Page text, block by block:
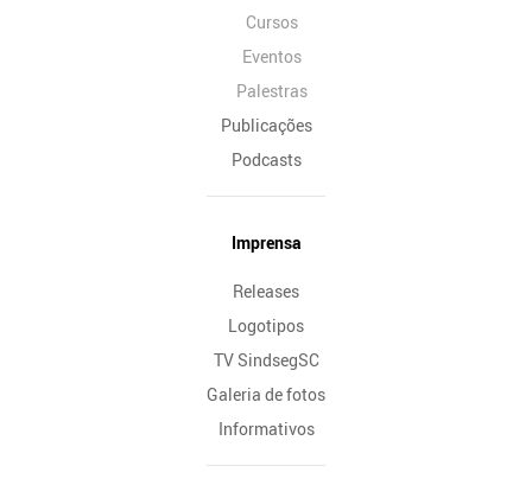
Cursos
Eventos
Palestras
Publicações
Podcasts
Imprensa
Releases
Logotipos
TV SindsegSC
Galeria de fotos
Informativos